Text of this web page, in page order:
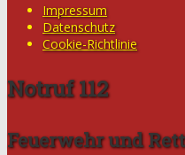
Impressum
Datenschutz
Cookie-Richtlinie
Notruf 112
Feuerwehr und